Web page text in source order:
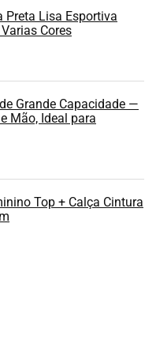
Preta Lisa Esportiva
Cores
Grande Capacidade —
Mão, Ideal para
Top + Calça Cintura